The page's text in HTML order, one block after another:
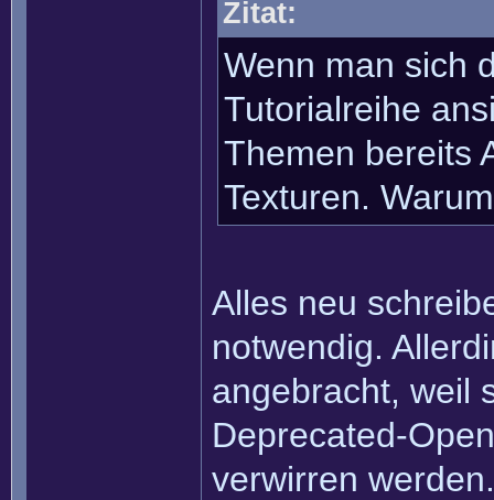
Zitat:
Wenn man sich
Tutorialreihe
Themen bereits
Texturen.
Alles neu
notwendig.
angebracht, weil
Deprecated-
verwirren werden.